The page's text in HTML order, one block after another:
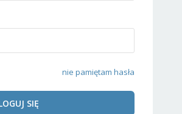
nie pamiętam hasła
SIĘ